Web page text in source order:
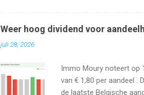
Weer hoog dividend voor
juli 28, 2026
Immo Moury noteert op
van € 1,80 per aandeel
de laatste Belgische